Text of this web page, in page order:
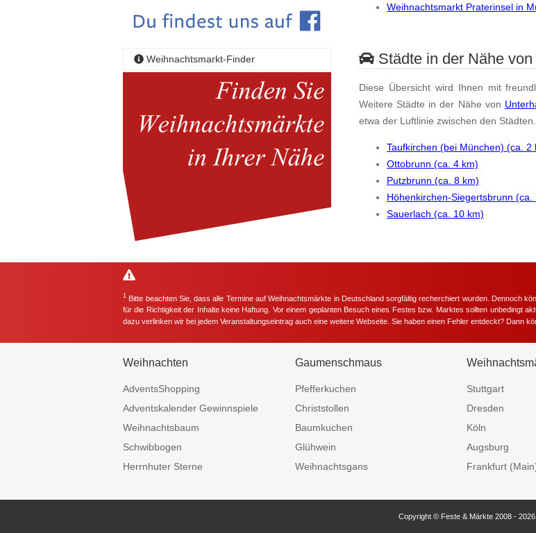
Weihnachtsmarkt Praterinsel in
Städte in der Nähe
Diese Übersicht wird Ihnen mit
Weitere Städte in der Nähe von
etwa der Luftlinie zwischen den Städten.
Taufkirchen (bei München) (ca. 2
Ottobrunn (ca. 4 km)
Putzbrunn (ca. 8 km)
Höhenkirchen-Siegertsbrunn (ca.
Sauerlach (ca. 10 km)
Weihnachtsmarkt-Finder
1 Bitte beachten Sie, dass alle Termine auf Weihnachtsmärkte in Deutschland sorgfältig recherchiert wurden. Dennoch
für die Richtigkeit der Inhalte keine Haftung. Vor einem geplanten Besuch eines Festes bzw. Marktes sollten unbedingt
dazu verlinken wir bei jedem Veranstaltungseintrag auch eine weitere Webseite. Sie haben einen Fehler entdeckt? Dann
Weihnachten
AdventsShopping
Adventskalender Gewinnspiele
Weihnachtsbaum
Schwibbogen
Herrnhuter Sterne
Gaumenschmaus
Pfefferkuchen
Christstollen
Baumkuchen
Glühwein
Weihnachtsgans
Stuttgart
Dresden
Köln
Augsburg
Frankfurt
Copyright © Feste & Märkte 2008 - 2026